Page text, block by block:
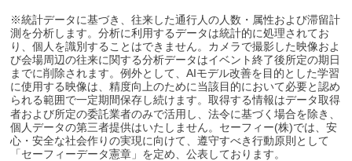
※統計データに基づき、往来した通行人の人数・属性および滞留計
測を分析します。分析に利用するデータは統計的に処理されてお
り、個人を識別することはできません。カメラで撮影した映像およ
び会場周辺の往来に関する分析データはイベント終了後所定の期日
までに削除されます。例外として、AIモデル改善を目的とした学習
に使用する映像は、精度向上のために当該目的において必要と認め
られる範囲で一定期間保存し続けます。取得する情報はデータ取得
者および所定の委託業者のみで活用し、法令に基づく場合を除き、
個人データの第三者提供はいたしません。セーフィー(株)では、安
心・安全な社会作りの実現に向けて、遵守すべき行動原則として
「セーフィーデータ憲章」を定め、公表しております。